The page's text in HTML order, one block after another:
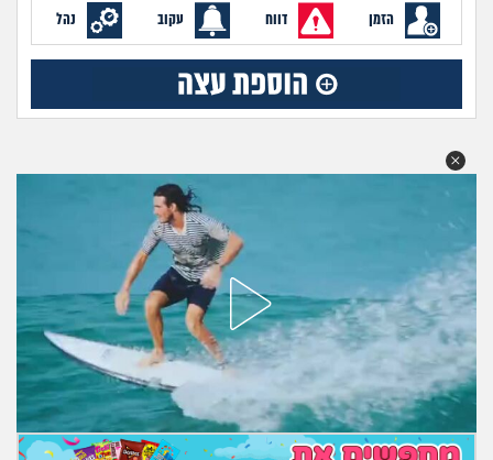
מהבקו"ם... ועד מתי?!
לימודים וסטודנטים
עבודה וקריירה
חברים ואנשים
בית, שכנים ושותפים
מה שעובר עליי
שומרים על הגוף
הזמן דווח עקוב נהל